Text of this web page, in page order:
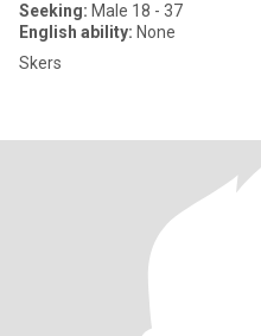
Seeking: Male 18 - 37
English ability: None
Skers